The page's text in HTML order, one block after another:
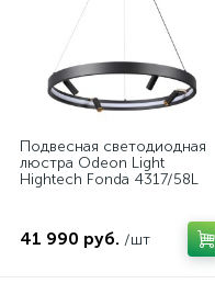
Подвесная светодиодная
люстра Odeon Light
Hightech Fonda 4317/58L
41 990 руб. /шт